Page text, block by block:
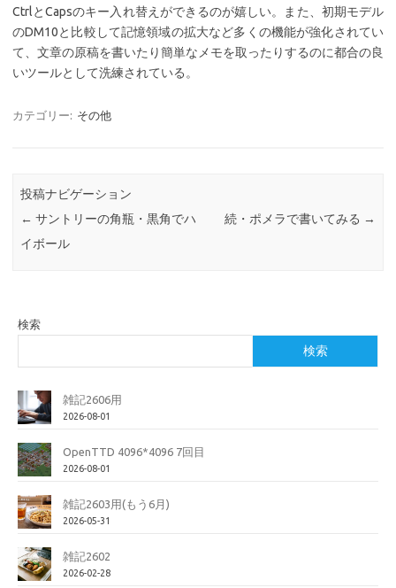
CtrlとCapsのキー入れ替えができるのが嬉しい。また、初期モデル
のDM10と比較して記憶領域の拡大など多くの機能が強化されてい
て、文章の原稿を書いたり簡単なメモを取ったりするのに都合の良
いツールとして洗練されている。
カテゴリー: その他
投稿ナビゲーション
← サントリーの角瓶・黒角でハ
イボール
続・ポメラで書いてみる →
検索
検索
雑記2606用
2026-08-01
OpenTTD 4096*4096 7回目
2026-08-01
雑記2603用(もう6月)
2026-05-31
雑記2602
2026-02-28